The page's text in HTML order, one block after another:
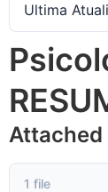
Ultima
Attached
1 file